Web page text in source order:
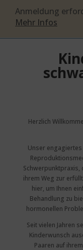
Anmeldung
Mehr Infos
Herzlich
Unser
Schwerpunktpraxis,
ihrem Weg zur
hier, um Ihnen
Behandlung zu
hormonellen
Seit vielen Jahren
Kinderwunsch
Paaren auf